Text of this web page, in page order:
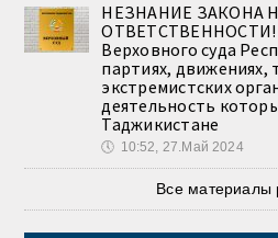
НЕЗНАНИЕ ЗАКОНА
ОТВЕТСТВЕННОСТИ!
Верховного суда
партиях, движениях,
экстремистских
деятельность
Таджикистане
🕔 10:52, 27.Май 2024
Все материалы